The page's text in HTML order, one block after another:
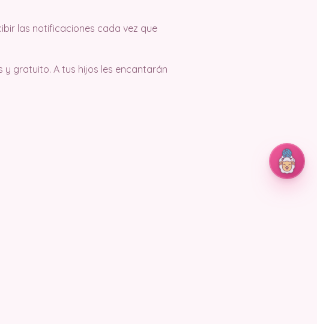
las notificaciones cada vez que
gratuito. A tus hijos les encantarán